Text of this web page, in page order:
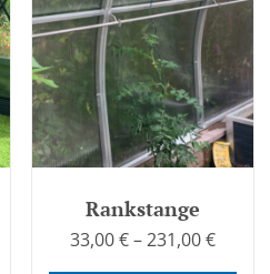
Rankstange
33,00€–231,00€